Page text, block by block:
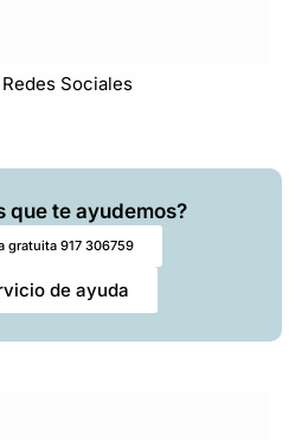
Sociales
que te ayudemos?
gratuita 917 306759
de ayuda